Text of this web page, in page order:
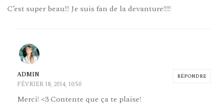
C’est super beau!!! Je suis fan de la devanture!!!!!
RÉPONDRE
ADMIN
FÉVRIER 18, 2014, 10:50
Merci! <3 Contente que ça te plaise!